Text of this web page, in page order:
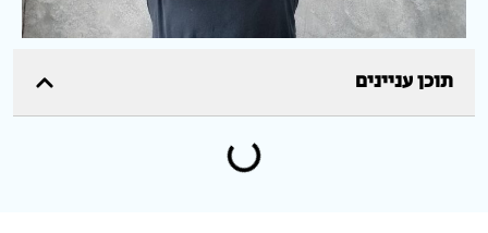
תוכן עניינים